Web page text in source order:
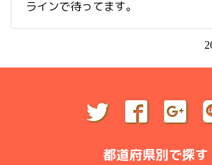
ラインで待ってます。
都道府県別で探す